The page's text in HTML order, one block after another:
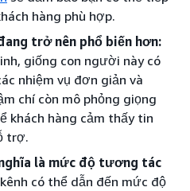
hàng phù hợp.
trở nên phổ biến hơn:
giống con người này có
nhiệm vụ đơn giản và
chí còn mô phỏng giọng
khách hàng cảm thấy tin
trợ.
là mức độ tương tác
có thể dẫn đến mức độ